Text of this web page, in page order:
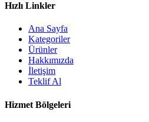
Hızlı Linkler
Ana Sayfa
Kategoriler
Ürünler
Hakkımızda
İletişim
Teklif Al
Hizmet Bölgeleri